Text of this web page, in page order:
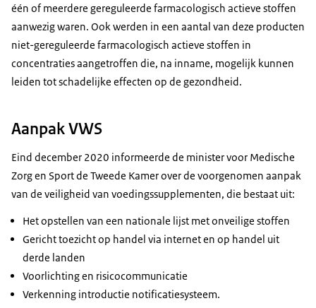
één of meerdere gereguleerde farmacologisch actieve stoffen
aanwezig waren. Ook werden in een aantal van deze producten
niet-gereguleerde farmacologisch actieve stoffen in
concentraties aangetroffen die, na inname, mogelijk kunnen
leiden tot schadelijke effecten op de gezondheid.
Aanpak VWS
Eind december 2020 informeerde de minister voor Medische
Zorg en Sport de Tweede Kamer over de voorgenomen aanpak
van de veiligheid van voedingssupplementen, die bestaat uit:
Het opstellen van een nationale lijst met onveilige stoffen
Gericht toezicht op handel via internet en op handel uit
derde landen
Voorlichting en risicocommunicatie
Verkenning introductie notificatiesysteem.